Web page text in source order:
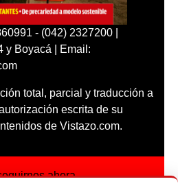
- (042) 2327200 |
y Boyacá | Email:
total, parcial y traducción a
escrita de su
de Vistazo.com.
ahora